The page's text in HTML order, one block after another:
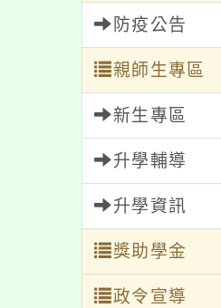
防疫公告
親師生專區
新生專區
升學輔導
升學資訊
獎助學金
政令宣導